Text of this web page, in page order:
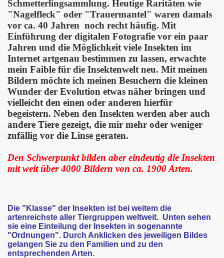
Schmetterlingsammlung. Heutige Raritäten wie
"Nagelfleck" oder "Trauermantel" waren damals
vor ca. 40 Jahren noch recht häufig. Mit
Einführung der digitalen Fotografie vor ein paar
Jahren und die Möglichkeit viele Insekten im
Internet artgenau bestimmen zu lassen, erwachte
mein Faible für die Insektenwelt neu. Mit meinen
Bildern möchte ich meinen Besuchern die kleinen
Wunder der Evolution etwas näher bringen und
vielleicht den einen oder anderen hierfür
begeistern. Neben den Insekten werden aber auch
andere Tiere gezeigt, die mir mehr oder weniger
zufällig vor die Linse geraten.
Den Schwerpunkt bilden aber eindeutig die Insekten
mit weit über 4000 Bildern von ca. 1900 Arten.
Die "Klasse" der Insekten ist bei weitem die
artenreichste aller Tiergruppen weltweit. Unten sehen
sie eine Einteilung der Insekten in sogenannte
"Ordnungen". Durch Anklicken des jeweiligen Bildes
gelangen Sie zu den Familien und zu den
entsprechenden Arten.